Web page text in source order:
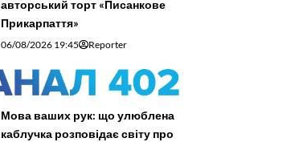
авторський торт «Писанкове
Прикарпаття»
06/08/2026 19:45 Reporter
Мова ваших рук: що улюблена
каблучка розповідає світу про